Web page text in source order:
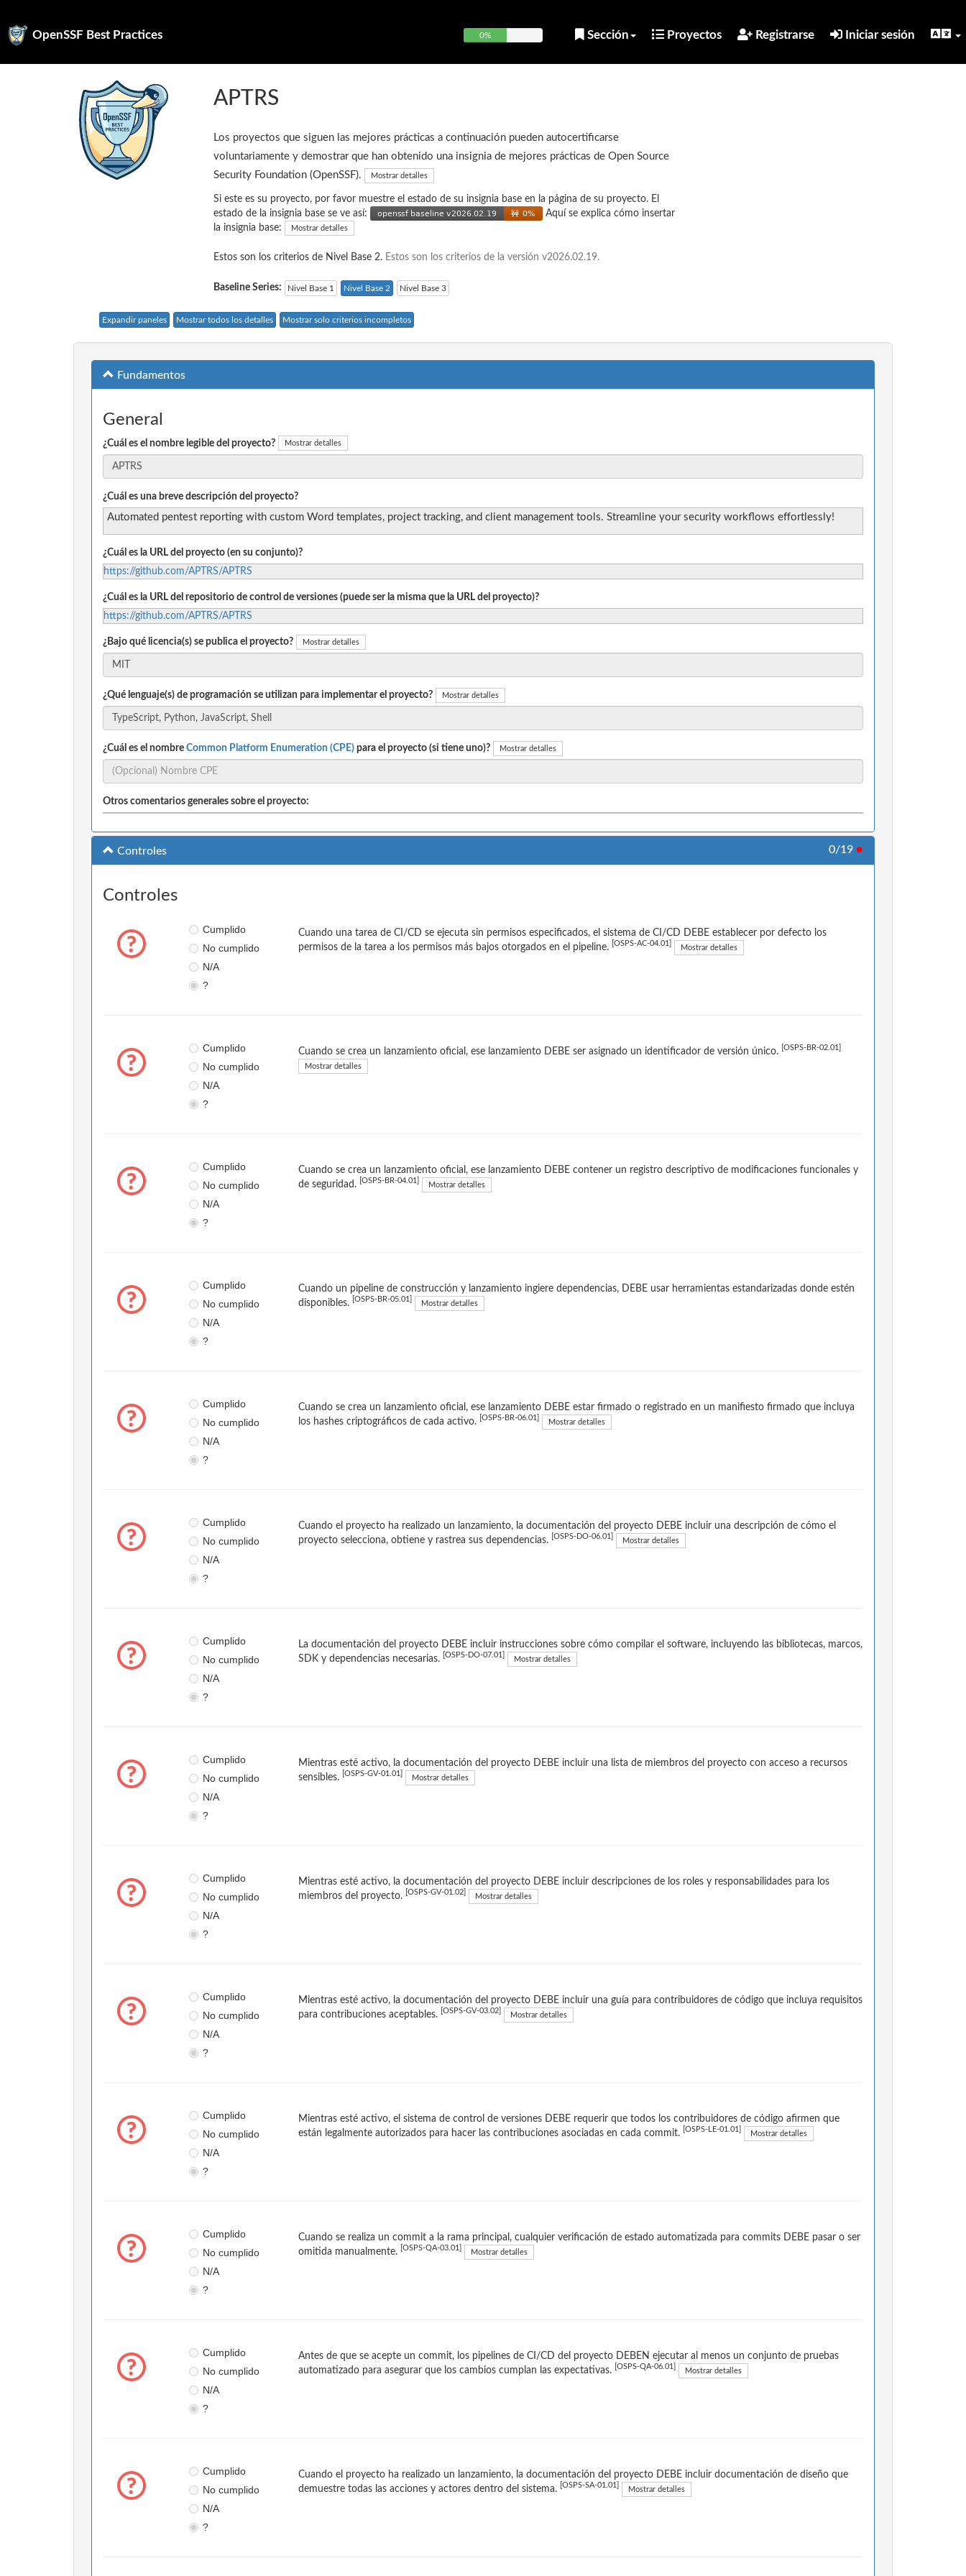
OpenSSF Best Practices 0% Sección Proyectos Registrarse Iniciar sesión
APTRS
Los proyectos que siguen las mejores prácticas a continuación pueden autocertificarse
voluntariamente y demostrar que han obtenido una insignia de mejores prácticas de Open Source
Security Foundation (OpenSSF).
Mostrar detalles
Si este es su proyecto, por favor muestre el estado de su insignia base en la página de su proyecto. El
estado de la insignia base se ve así:
Aquí se explica cómo insertar
la insignia base:
Mostrar detalles
Estos son los criterios de Nivel Base 2. Estos son los criterios de la versión v2026.02.19.
Baseline Series: Nivel Base 1 Nivel Base 2 Nivel Base 3
Expandir paneles Mostrar todos los detalles Mostrar solo criterios incompletos
Fundamentos
General
¿Cuál es el nombre legible del proyecto? Mostrar detalles
¿Cuál es una breve descripción del proyecto?
Automated pentest reporting with custom Word templates, project tracking, and client management tools. Streamline your security workflows effortlessly!
¿Cuál es la URL del proyecto (en su conjunto)?
https://github.com/APTRS/APTRS
¿Cuál es la URL del repositorio de control de versiones (puede ser la misma que la URL del proyecto)?
https://github.com/APTRS/APTRS
¿Bajo qué licencia(s) se publica el proyecto? Mostrar detalles
¿Qué lenguaje(s) de programación se utilizan para implementar el proyecto? Mostrar detalles
¿Cuál es el nombre Common Platform Enumeration (CPE) para el proyecto (si tiene uno)? Mostrar detalles
Otros comentarios generales sobre el proyecto:
Controles 0/19 ●
Controles
Cumplido
No cumplido
N/A
?
Cuando una tarea de CI/CD se ejecuta sin permisos especificados, el sistema de CI/CD DEBE establecer por defecto los
permisos de la tarea a los permisos más bajos otorgados en el pipeline.
[OSPS-AC-04.01] Mostrar detalles
Cumplido
No cumplido
N/A
?
Cuando se crea un lanzamiento oficial, ese lanzamiento DEBE ser asignado un identificador de versión único. [OSPS-BR-02.01]
Mostrar detalles
Cumplido
No cumplido
N/A
?
Cuando se crea un lanzamiento oficial, ese lanzamiento DEBE contener un registro descriptivo de modificaciones funcionales y
de seguridad.
[OSPS-BR-04.01] Mostrar detalles
Cumplido
No cumplido
N/A
?
Cuando un pipeline de construcción y lanzamiento ingiere dependencias, DEBE usar herramientas estandarizadas donde estén
disponibles.
[OSPS-BR-05.01] Mostrar detalles
Cumplido
No cumplido
N/A
?
Cuando se crea un lanzamiento oficial, ese lanzamiento DEBE estar firmado o registrado en un manifiesto firmado que incluya
los hashes criptográficos de cada activo.
[OSPS-BR-06.01] Mostrar detalles
Cumplido
No cumplido
N/A
?
Cuando el proyecto ha realizado un lanzamiento, la documentación del proyecto DEBE incluir una descripción de cómo el
proyecto selecciona, obtiene y rastrea sus dependencias.
[OSPS-DO-06.01] Mostrar detalles
Cumplido
No cumplido
N/A
?
La documentación del proyecto DEBE incluir instrucciones sobre cómo compilar el software, incluyendo las bibliotecas, marcos,
SDK y dependencias necesarias.
[OSPS-DO-07.01] Mostrar detalles
Cumplido
No cumplido
N/A
?
Mientras esté activo, la documentación del proyecto DEBE incluir una lista de miembros del proyecto con acceso a recursos
sensibles.
[OSPS-GV-01.01] Mostrar detalles
Cumplido
No cumplido
N/A
?
Mientras esté activo, la documentación del proyecto DEBE incluir descripciones de los roles y responsabilidades para los
miembros del proyecto.
[OSPS-GV-01.02] Mostrar detalles
Cumplido
No cumplido
N/A
?
Mientras esté activo, la documentación del proyecto DEBE incluir una guía para contribuidores de código que incluya requisitos
para contribuciones aceptables.
[OSPS-GV-03.02] Mostrar detalles
Cumplido
No cumplido
N/A
?
Mientras esté activo, el sistema de control de versiones DEBE requerir que todos los contribuidores de código afirmen que
están legalmente autorizados para hacer las contribuciones asociadas en cada commit.
[OSPS-LE-01.01] Mostrar detalles
Cumplido
No cumplido
N/A
?
Cuando se realiza un commit a la rama principal, cualquier verificación de estado automatizada para commits DEBE pasar o ser
omitida manualmente.
[OSPS-QA-03.01] Mostrar detalles
Cumplido
No cumplido
N/A
?
Antes de que se acepte un commit, los pipelines de CI/CD del proyecto DEBEN ejecutar al menos un conjunto de pruebas
automatizado para asegurar que los cambios cumplan las expectativas.
[OSPS-QA-06.01] Mostrar detalles
Cumplido
No cumplido
N/A
?
Cuando el proyecto ha realizado un lanzamiento, la documentación del proyecto DEBE incluir documentación de diseño que
demuestre todas las acciones y actores dentro del sistema.
[OSPS-SA-01.01] Mostrar detalles